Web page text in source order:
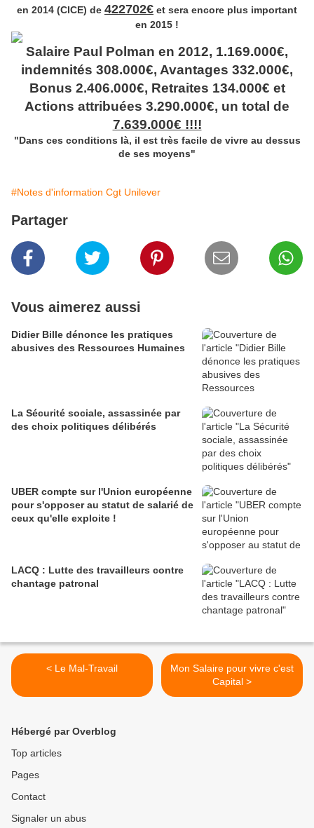
en 2014 (CICE) de 422702€ et sera encore plus important
en 2015 !
Salaire Paul Polman en 2012, 1.169.000€,
indemnités 308.000€, Avantages 332.000€,
Bonus 2.406.000€, Retraites 134.000€ et
Actions attribuées 3.290.000€, un total de
7.639.000€ !!!!
"Dans ces conditions là, il est très facile de vivre au dessus
de ses moyens"
#Notes d'information Cgt Unilever
Partager
Vous aimerez aussi
Didier Bille dénonce les pratiques
abusives des Ressources Humaines
La Sécurité sociale, assassinée par
des choix politiques délibérés
UBER compte sur l'Union européenne
pour s'opposer au statut de salarié de
ceux qu'elle exploite !
LACQ : Lutte des travailleurs contre
chantage patronal
< Le Mal-Travail
Mon Salaire pour vivre c'est
Capital >
Hébergé par Overblog
Top articles
Pages
Contact
Signaler un abus